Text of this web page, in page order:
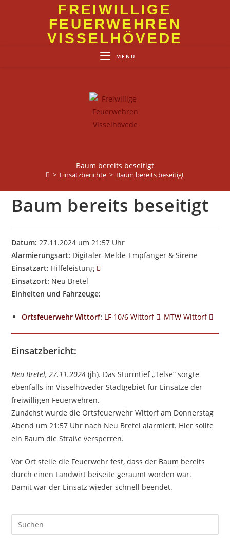
FREIWILLIGE
FEUERWEHREN
VISSELHÖVEDE
MENÜ
Baum bereits beseitigt
> Einsatzberichte > Baum bereits beseitigt
Baum bereits beseitigt
Datum: 27.11.2024 um 21:57 Uhr
Alarmierungsart: Digitaler-Melde-Empfänger & Sirene
Einsatzart: Hilfeleistung
Einsatzort: Neu Bretel
Einheiten und Fahrzeuge:
Ortsfeuerwehr Wittorf: LF 10/6 Wittorf , MTW Wittorf
Einsatzbericht:
Neu Bretel, 27.11.2024 (jh). Das Sturmtief „Telse“ sorgte
ebenfalls im Visselhöveder Stadtgebiet für Einsätze der
freiwilligen Feuerwehren.
Zunächst wurde die Ortsfeuerwehr Wittorf am Donnerstag
Abend um 21:57 Uhr nach Neu Bretel alarmiert. Hier sollte
ein Baum die Straße versperren.
Vor Ort stelle die Feuerwehr fest, dass der Baum bereits
durch einen Landwirt beiseite geräumt worden war.
Damit war der Einsatz wieder schnell beendet.